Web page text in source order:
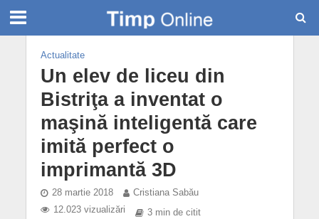
Actualitate
Un elev de liceu din
Bistriţa a inventat o
maşină inteligentă care
imită perfect o
imprimantă 3D
28 martie 2018
Cristiana Sabău
12.023 vizualizări
3 min de citit